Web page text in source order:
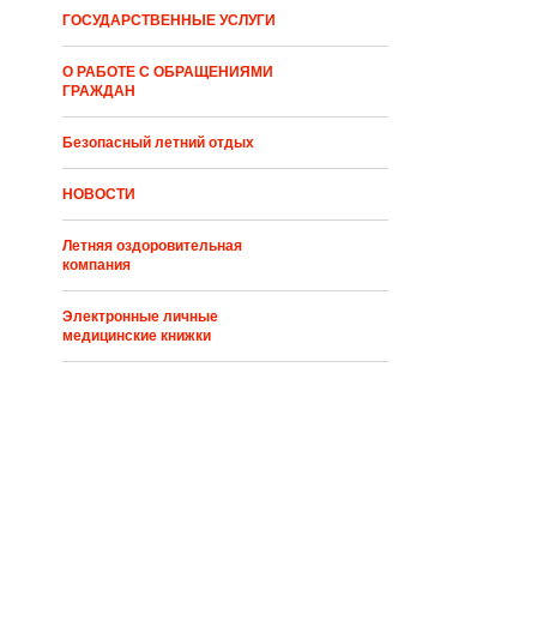
ГОСУДАРСТВЕННЫЕ УСЛУГИ
О РАБОТЕ С ОБРАЩЕНИЯМИ
ГРАЖДАН
Безопасный летний отдых
НОВОСТИ
Летняя оздоровительная
компания
Электронные личные
медицинские книжки